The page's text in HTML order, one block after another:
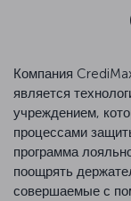
Компания
является
учреждением,
процессами
программа
поощрять
совершаемые с